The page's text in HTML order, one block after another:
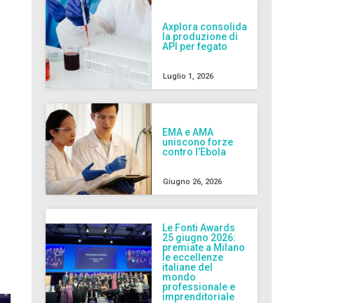
Axplora consolida
la produzione di
API per fegato
Luglio 1, 2026
EMA e AMA
uniscono forze
contro l’Ebola
Giugno 26, 2026
Le Fonti Awards
25 giugno 2026:
premiate a Milano
le eccellenze
italiane del
mondo
professionale e
imprenditoriale